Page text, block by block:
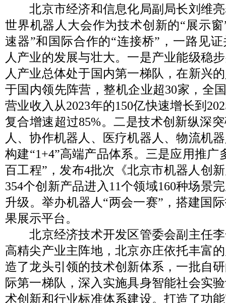
北京市经济和信息化局副局长刘维亮
世界机器人大会作为技术创新的“展示
速器”和国际合作的“连接桥”，一路见
人产业的发展与壮大。一是产业能级稳
人产业总体处于国内第一梯队，在新兴
于国内领先阵营，整机企业超30家，全
营业收入从2023年的150亿快速增长到
复合增速超过85%。二是技术创新纵深
人、协作机器人、医疗机器人、物流机
构建“1+4”高端产品体系。三是应用推广
百工程”，发布4批次《北京市机器人创
354个创新产品进入11个领域160种场景
升级。举办机器人“两会一赛”，搭建国
果展示平台。
北京经济技术开发区管委会副主任李
高精尖产业主阵地，北京亦庄依托丰富
造了龙头引领的技术创新体系，一批自
际第一梯队，深入实施具身智能社会实
术创新和行业标准体系建设。打造了功